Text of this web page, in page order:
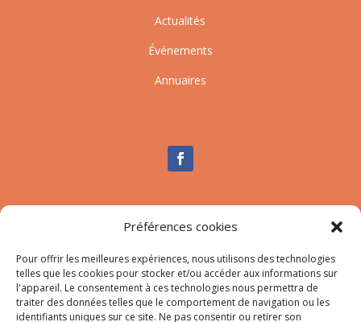
Préférences cookies
Pour offrir les meilleures expériences, nous utilisons des technologies
telles que les cookies pour stocker et/ou accéder aux informations sur
l'appareil. Le consentement à ces technologies nous permettra de
traiter des données telles que le comportement de navigation ou les
identifiants uniques sur ce site. Ne pas consentir ou retirer son
Actualités
Événements
Annuaires
Nous contacter
Mail:secretariat-mairie@afa.corsica
Adresse :785 Strada d’Afà – Merria 20167 Afa